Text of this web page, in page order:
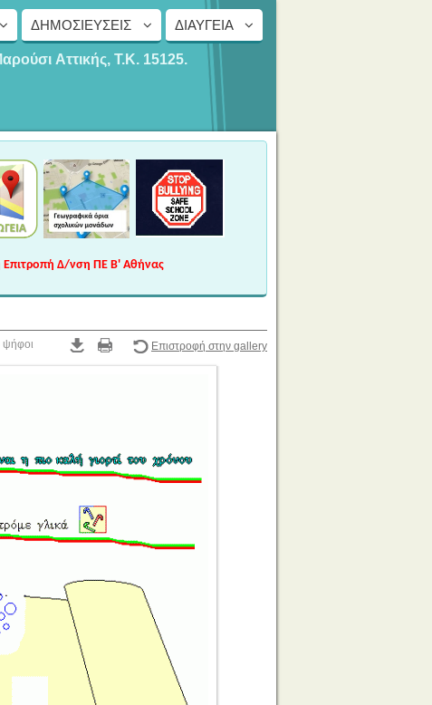
ΔΗΜΟΣΙΕΎΣΕΙΣ ΔΙΑΎΓΕΙΑ
Αττικής, Τ.Κ. 15125.
Επιτροπή Δ/νση ΠΕ Β' Αθήνας
ψήφοι Επιστροφή στην gallery